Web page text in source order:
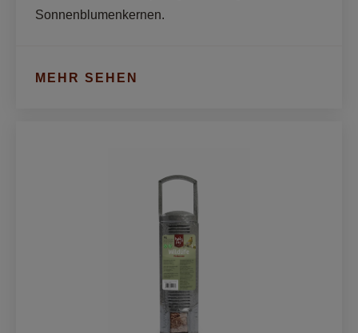
Sonnenblumenkernen.
MEHR SEHEN